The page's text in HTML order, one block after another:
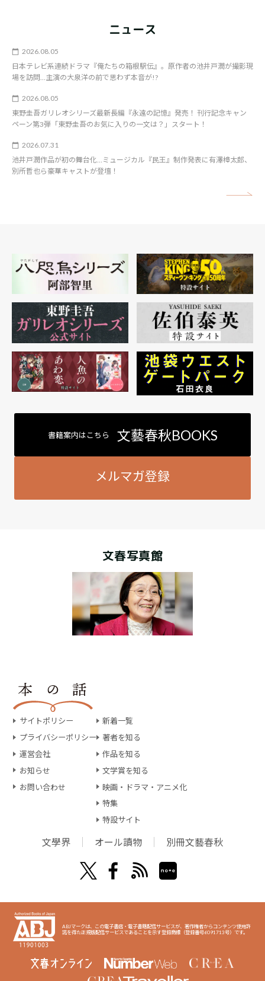
ニュース
2026.08.05
日本テレビ系連続ドラマ『俺たちの箱根駅伝』。原作者の池井戸潤が撮影現
場を訪問…主演の大泉洋の前で思わず本音が!?
2026.08.05
東野圭吾ガリレオシリーズ最新長編『永遠の記憶』発売！ 刊行記念キャン
ペーン第3弾「東野圭吾のお気に入りの一文は？」スタート！
2026.07.31
池井戸潤作品が初の舞台化…ミュージカル『民王』制作発表に有澤樟太郎、
別所哲也ら豪華キャストが登壇！
書籍案内はこちら 文藝春秋BOOKS
メルマガ登録
文春写真館
サイトポリシー
プライバシーポリシー
運営会社
お知らせ
お問い合わせ
新着一覧
著者を知る
作品を知る
文学賞を知る
映画・ドラマ・アニメ化
特集
特設サイト
文學界 オール讀物 別冊文藝春秋
ABJマークは、この電子書店・電子書籍配信サービスが、著作権者からコンテンツ使用許
諾を得た正規版配信サービスであることを示す登録商標（登録番号6091713号）です。